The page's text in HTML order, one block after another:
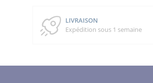
LIVRAISON
Expédition sous 1 semaine